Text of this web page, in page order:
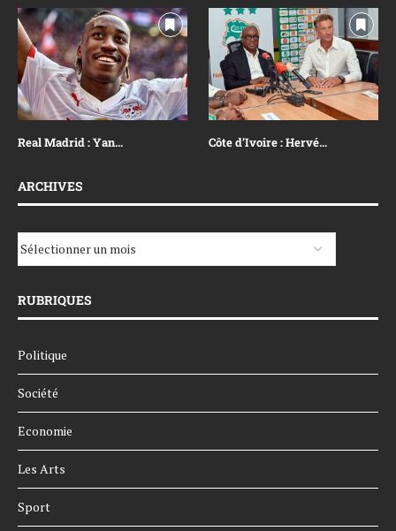
Real Madrid : Yan... Côte d’Ivoire : Hervé...
ARCHIVES
RUBRIQUES
Politique
Société
Economie
Les Arts
Sport